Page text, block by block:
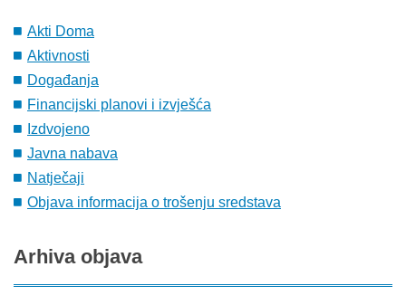
Akti Doma
Aktivnosti
Događanja
Financijski planovi i izvješća
Izdvojeno
Javna nabava
Natječaji
Objava informacija o trošenju sredstava
Arhiva objava